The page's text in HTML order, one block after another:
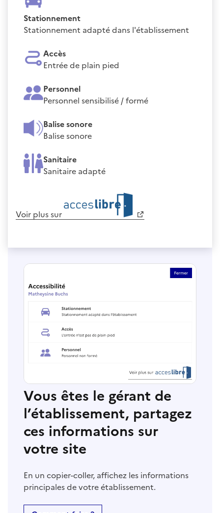
Stationnement
Stationnement adapté dans l'établissement
Accès
Entrée de plain pied
Personnel
Personnel sensibilisé / formé
Balise sonore
Balise sonore
Sanitaire
Sanitaire adapté
Voir plus sur
Vous êtes le gérant de
l’établissement, partagez
ces informations sur
votre site
En un copier-coller, affichez les informations
principales de votre établissement.